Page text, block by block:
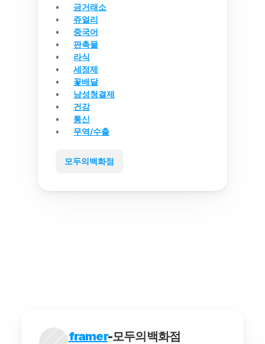
금거래소
쥬얼리
중국어
판촉물
라식
세정제
꽃배달
남성청결제
건강
통신
무역/수출
모두의백화점
framer-모두의백화점